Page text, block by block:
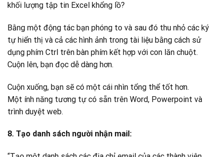
khối lượng tập tin Excel khổng lồ?
Bằng một động tác bạn phóng to và sau đó thu nhỏ các ký
tự hiển thị và cả các hình ảnh trong tài liệu bằng cách sử
dụng phím Ctrl trên bàn phím kết hợp với con lăn chuột.
Cuộn lên, bạn đọc dễ dàng hơn.
Cuộn xuống, bạn sẽ có một cái nhìn tổng thể tốt hơn.
Một ính năng tương tự có sẵn trên Word, Powerpoint và
trình duyệt web.
8. Tạo danh sách người nhận mail: